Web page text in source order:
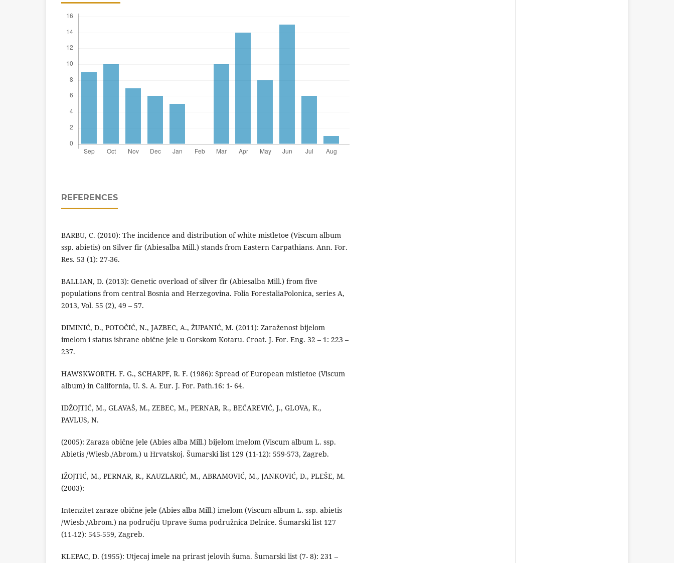
REFERENCES
BARBU, C. (2010): The incidence and distribution of white mistletoe (Viscum album
ssp. abietis) on Silver fir (Abiesalba Mill.) stands from Eastern Carpathians. Ann. For.
Res. 53 (1): 27-36.
BALLIAN, D. (2013): Genetic overload of silver fir (Abiesalba Mill.) from five
populations from central Bosnia and Herzegovina. Folia ForestaliaPolonica, series A,
2013, Vol. 55 (2), 49 – 57.
DIMINIĆ, D., POTOČIĆ, N., JAZBEC, A., ŽUPANIĆ, M. (2011): Zaraženost bijelom
imelom i status ishrane obične jele u Gorskom Kotaru. Croat. J. For. Eng. 32 – 1: 223 –
237.
HAWSKWORTH. F. G., SCHARPF, R. F. (1986): Spread of European mistletoe (Viscum
album) in California, U. S. A. Eur. J. For. Path.16: 1- 64.
IDŽOJTIĆ, M., GLAVAŠ, M., ZEBEC, M., PERNAR, R., BEĆAREVIĆ, J., GLOVA, K.,
PAVLUS, N.
(2005): Zaraza obične jele (Abies alba Mill.) bijelom imelom (Viscum album L. ssp.
Abietis /Wiesb./Abrom.) u Hrvatskoj. Šumarski list 129 (11-12): 559-573, Zagreb.
IŽOJTIĆ, M., PERNAR, R., KAUZLARIĆ, M., ABRAMOVIĆ, M., JANKOVIĆ, D., PLEŠE, M.
(2003):
Intenzitet zaraze obične jele (Abies alba Mill.) imelom (Viscum album L. ssp. abietis
/Wiesb./Abrom.) na području Uprave šuma podružnica Delnice. Šumarski list 127
(11-12): 545-559, Zagreb.
KLEPAC, D. (1955): Utjecaj imele na prirast jelovih šuma. Šumarski list (7- 8): 231 –